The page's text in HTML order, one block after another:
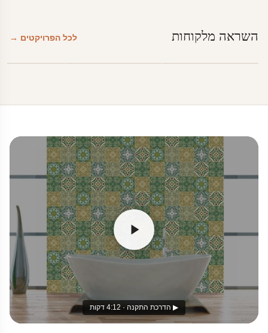
השראה מלקוחות לכל הפרויקטים →
▶ הדרכת התקנה · 4:12 דקות